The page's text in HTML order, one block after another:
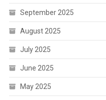
September 2025
August 2025
July 2025
June 2025
May 2025